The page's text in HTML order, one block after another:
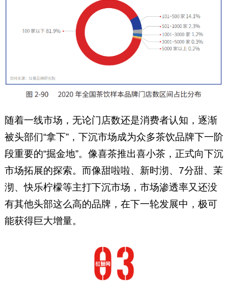
随着一线市场，无论门店数还是消费者认知，逐渐
被头部们“拿下”，下沉市场成为众多茶饮品牌下一阶
段重要的“掘金地”。像喜茶推出喜小茶，正式向下沉
市场拓展的探索。而像甜啦啦、新时沏、7分甜、茉
沏、快乐柠檬等主打下沉市场，市场渗透率又还没
有其他头部这么高的品牌，在下一轮发展中，极可
能获得巨大增量。